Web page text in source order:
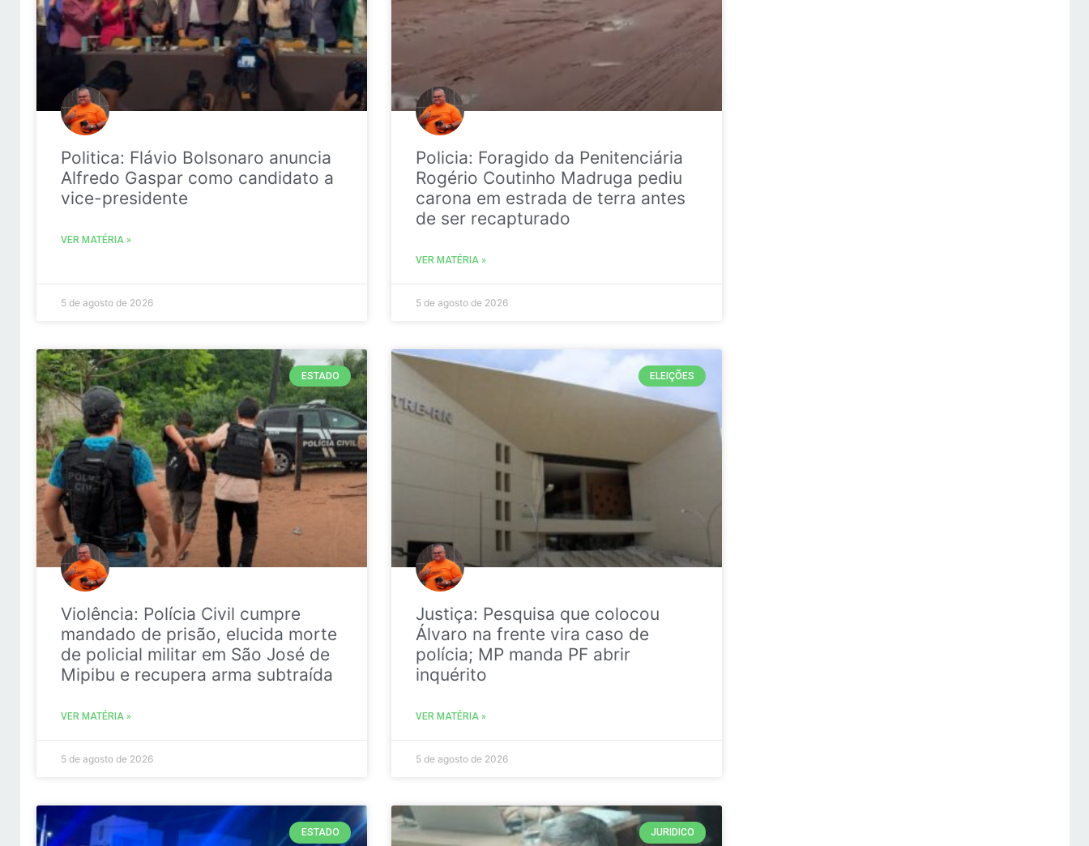
Politica: Flávio Bolsonaro anuncia
Alfredo Gaspar como candidato a
vice-presidente
VER MATÉRIA »
5 de agosto de 2026
Policia: Foragido da Penitenciária
Rogério Coutinho Madruga pediu
carona em estrada de terra antes
de ser recapturado
VER MATÉRIA »
5 de agosto de 2026
ESTADO
Violência: Polícia Civil cumpre
mandado de prisão, elucida morte
de policial militar em São José de
Mipibu e recupera arma subtraída
VER MATÉRIA »
5 de agosto de 2026
ELEIÇÕES
Justiça: Pesquisa que colocou
Álvaro na frente vira caso de
polícia; MP manda PF abrir
inquérito
VER MATÉRIA »
5 de agosto de 2026
ESTADO JURIDICO